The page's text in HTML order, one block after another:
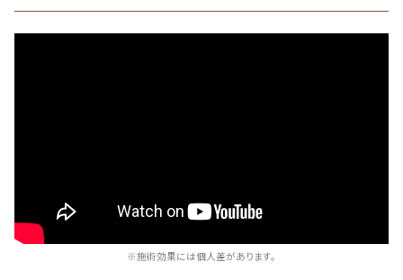
※施術効果には個人差があります。